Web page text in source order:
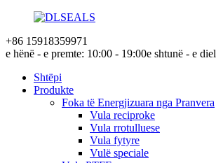
+86 15918359971
e hënë - e premte: 10:00 - 19:00e shtunë - e
Shtëpi
Produkte
Foka të Energjizuara nga Pranvera
Vula reciproke
Vula rrotulluese
Vula fytyre
Vulë speciale